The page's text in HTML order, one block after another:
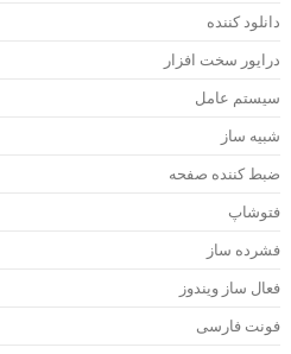
کننده
سخت افزار
عامل
ساز
کننده صفحه
ساز
ساز ویندوز
فارسی